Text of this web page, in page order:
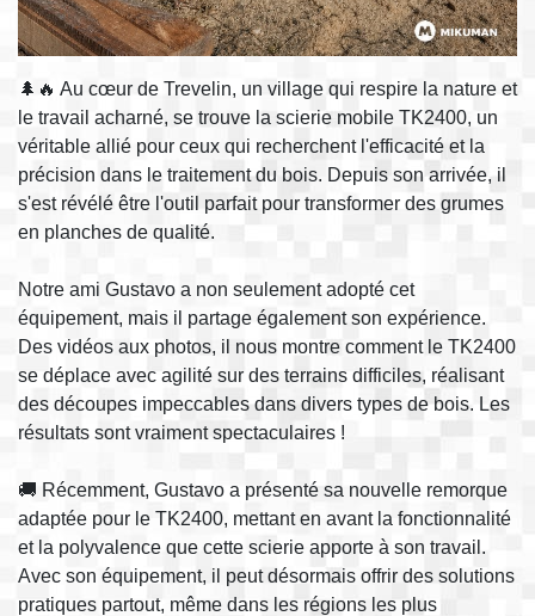
🌲🔥 Au cœur de Trevelin, un village qui respire la nature et
le travail acharné, se trouve la scierie mobile TK2400, un
véritable allié pour ceux qui recherchent l'efficacité et la
précision dans le traitement du bois. Depuis son arrivée, il
s'est révélé être l'outil parfait pour transformer des grumes
en planches de qualité.
Notre ami Gustavo a non seulement adopté cet
équipement, mais il partage également son expérience.
Des vidéos aux photos, il nous montre comment le TK2400
se déplace avec agilité sur des terrains difficiles, réalisant
des découpes impeccables dans divers types de bois. Les
résultats sont vraiment spectaculaires !
🚚 Récemment, Gustavo a présenté sa nouvelle remorque
adaptée pour le TK2400, mettant en avant la fonctionnalité
et la polyvalence que cette scierie apporte à son travail.
Avec son équipement, il peut désormais offrir des solutions
pratiques partout, même dans les régions les plus